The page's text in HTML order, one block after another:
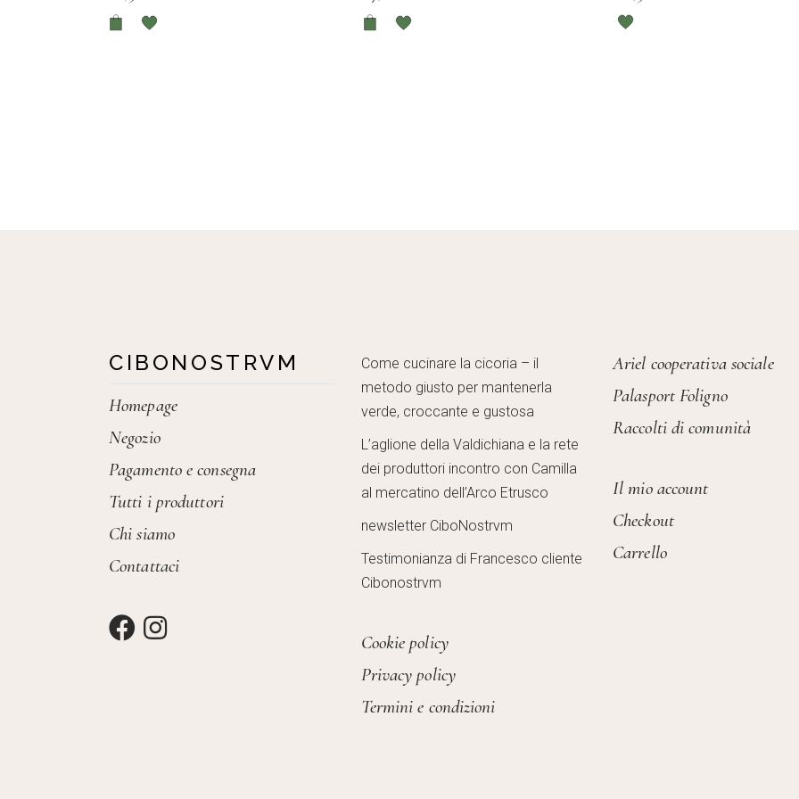
CIBONOSTRVM
Homepage
Negozio
Pagamento e consegna
Tutti i produttori
Chi siamo
Contattaci
Come cucinare la cicoria – il
metodo giusto per mantenerla
verde, croccante e gustosa
L’aglione della Valdichiana e la rete
dei produttori incontro con Camilla
al mercatino dell’Arco Etrusco
newsletter CiboNostrvm
Testimonianza di Francesco cliente
Cibonostrvm
Cookie policy
Privacy policy
Termini e condizioni
Ariel cooperativa sociale
Palasport Foligno
Raccolti di comunità
Il mio account
Checkout
Carrello